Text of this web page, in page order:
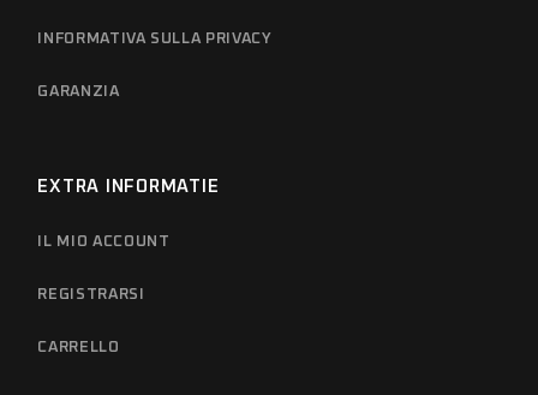
INFORMATIVA SULLA PRIVACY
GARANZIA
EXTRA INFORMATIE
IL MIO ACCOUNT
REGISTRARSI
CARRELLO